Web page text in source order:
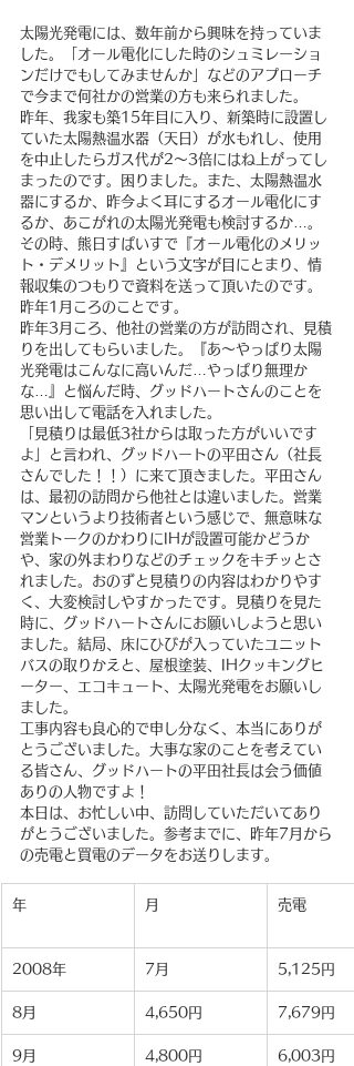
太陽光発電には、数年前から興味を持っていま
した。「オール電化にした時のシュミレーショ
ンだけでもしてみませんか」などのアプローチ
で今まで何社かの営業の方も来られました。
昨年、我家も築15年目に入り、新築時に設置し
ていた太陽熱温水器（天日）が水もれし、使用
を中止したらガス代が2～3倍にはね上がってし
まったのです。困りました。また、太陽熱温水
器にするか、昨今よく耳にするオール電化にす
るか、あこがれの太陽光発電も検討するか…。
その時、熊日すぱいすで『オール電化のメリッ
ト・デメリット』という文字が目にとまり、情
報収集のつもりで資料を送って頂いたのです。
昨年1月ころのことです。
昨年3月ころ、他社の営業の方が訪問され、見積
りを出してもらいました。『あ～やっぱり太陽
光発電はこんなに高いんだ…やっぱり無理か
な…』と悩んだ時、グッドハートさんのことを
思い出して電話を入れました。
「見積りは最低3社からは取った方がいいです
よ」と言われ、グッドハートの平田さん（社長
さんでした！！）に来て頂きました。平田さん
は、最初の訪問から他社とは違いました。営業
マンというより技術者という感じで、無意味な
営業トークのかわりにIHが設置可能かどうか
や、家の外まわりなどのチェックをキチッとさ
れました。おのずと見積りの内容はわかりやす
く、大変検討しやすかったです。見積りを見た
時に、グッドハートさんにお願いしようと思い
ました。結局、床にひびが入っていたユニット
バスの取りかえと、屋根塗装、IHクッキングヒ
ーター、エコキュート、太陽光発電をお願いし
ました。
工事内容も良心的で申し分なく、本当にありが
とうございました。大事な家のことを考えてい
る皆さん、グッドハートの平田社長は会う価値
ありの人物ですよ！
本日は、お忙しい中、訪問していただいてあり
がとうございました。参考までに、昨年7月から
の売電と買電のデータをお送りします。
年 月 売電
2008年 7月 5,125円
8月 4,650円 7,679円
9月 4,800円 6,003円